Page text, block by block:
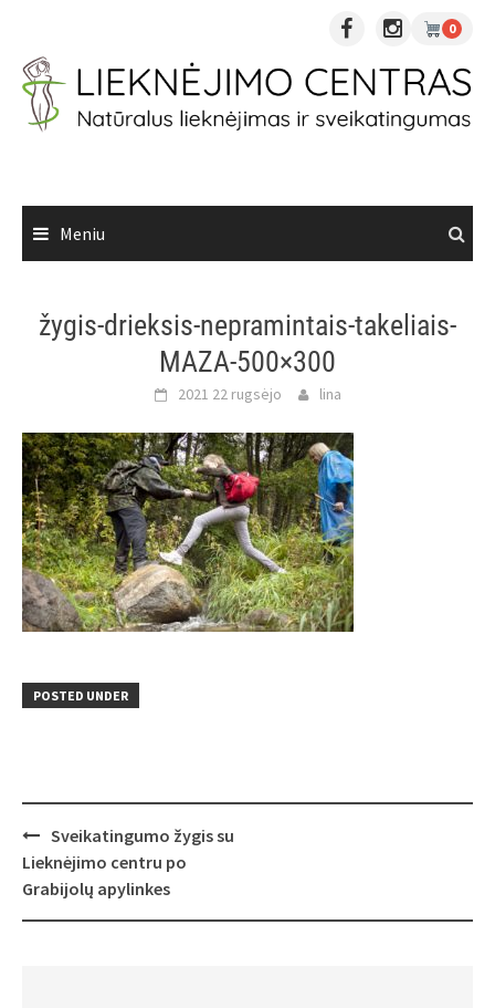
content
0
Meniu
žygis-drieksis-nepramintais-takeliais-
MAZA-500×300
2021 22 rugsėjo lina
POSTED UNDER
Post
navigation
Sveikatingumo žygis su
Lieknėjimo centru po
Grabijolų apylinkes